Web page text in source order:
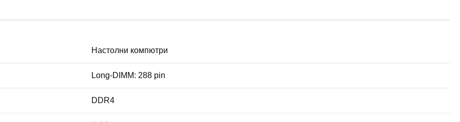
Настолни компютри
Long-DIMM: 288 pin
DDR4